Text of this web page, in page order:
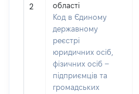
2
області
Код в Єдиному
державному
реєстрі
юридичних осіб,
фізичних осіб –
підприємців та
громадських